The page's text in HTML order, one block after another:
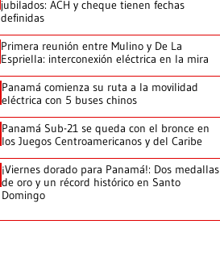
jubilados: ACH y cheque tienen fechas
definidas
Primera reunión entre Mulino y De La
Espriella: interconexión eléctrica en la mira
Panamá comienza su ruta a la movilidad
eléctrica con 5 buses chinos
Panamá Sub-21 se queda con el bronce en
los Juegos Centroamericanos y del Caribe
¡Viernes dorado para Panamá!: Dos medallas
de oro y un récord histórico en Santo
Domingo